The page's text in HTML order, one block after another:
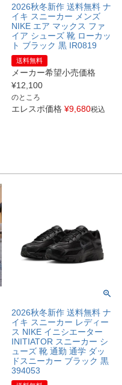
2026秋冬新作 送料無料 ナ
イキ スニーカー メンズ
NIKE エア マックス ファ
イア シューズ 靴 ローカッ
ト ブラック 黒 IR0819
送料無料
メーカー希望小売価格
¥12,100
のところ
エレスポ価格 ¥9,680税込
2026秋冬新作 送料無料 ナ
イキ スニーカー レディー
ス NIKE イニシエーター
INITIATOR スニーカー シ
ューズ 靴 通勤 通学 ダッ
ドスニーカー ブラック 黒
394053